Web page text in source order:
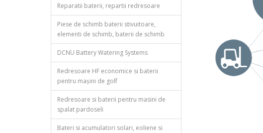
Reparatii baterii, repartii redresoare
Piese de schimb baterii stivuitoare,
elementi de schimb, baterii de schimb
DCNU Battery Watering Systems
Redresoare HF economice si baterii
pentru mașini de golf
Redresoare si baterii pentru masini de
spalat pardoseli
Bateri si acumulatori solari, eoliene si